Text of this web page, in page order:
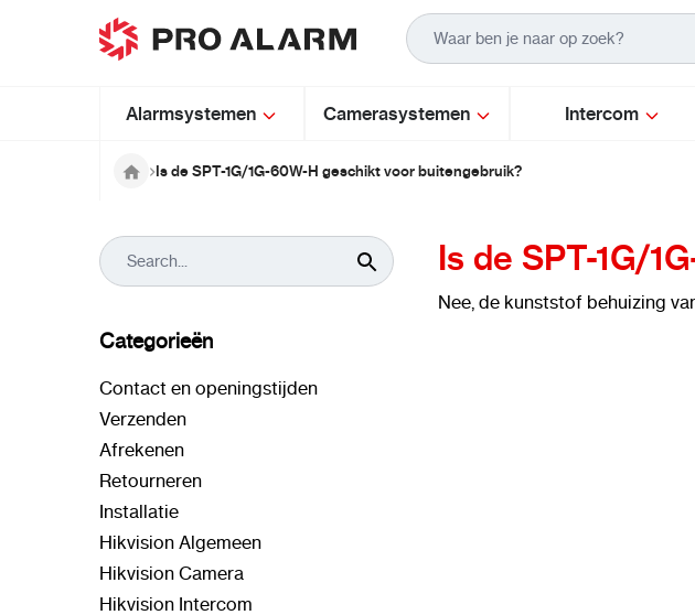
Ga naar de inhoud
Alarmsystemen Camerasystemen Intercom
Is de SPT-1G/1G-60W-H geschikt voor buitengebruik?
Is de SPT-1G/
Nee, de kunststof behuizing
Categorieën
Contact en openingstijden
Verzenden
Afrekenen
Retourneren
Installatie
Hikvision Algemeen
Hikvision Camera
Hikvision Intercom